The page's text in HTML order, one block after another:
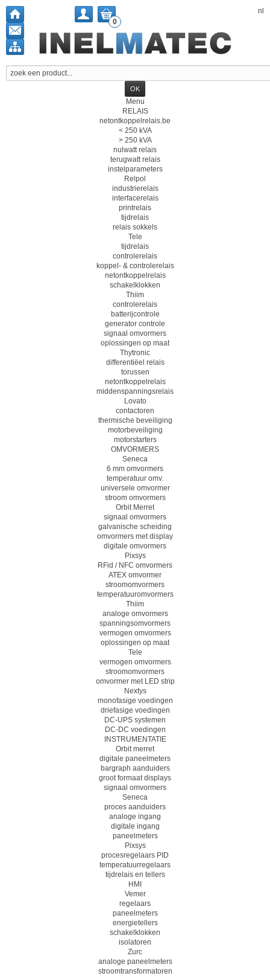
nl
0
Menu
RELAIS
netontkoppelrelais.be
< 250 kVA
> 250 kVA
nulwatt relais
terugwatt relais
instelparameters
Relpol
industrierelais
interfacerelais
printrelais
tijdrelais
relais sokkels
Tele
tijdrelais
controlerelais
koppel- & controlerelais
netontkoppelrelais
schakelklokken
Thiim
controlerelais
batterijcontrole
generator controle
signaal omvormers
oplossingen op maat
Thytronic
differentiëel relais
torussen
netontkoppelrelais
middenspanningsrelais
Lovato
contactoren
thermische beveiliging
motorbeveiliging
motorstarters
OMVORMERS
Seneca
6 mm omvormers
temperatuur omv.
universele omvormer
stroom omvormers
Orbit Merret
signaal omvormers
galvanische scheiding
omvormers met display
digitale omvormers
Pixsys
RFid / NFC omvormers
ATEX omvormer
stroomomvormers
temperatuuromvormers
Thiim
analoge omvormers
spanningsomvormers
vermogen omvormers
oplossingen op maat
Tele
vermogen omvormers
stroomomvormers
omvormer met LED strip
Nextys
monofasige voedingen
driefasige voedingen
DC-UPS systemen
DC-DC voedingen
INSTRUMENTATIE
Orbit merret
digitale paneelmeters
bargraph aanduiders
groot formaat displays
signaal omvormers
Seneca
proces aanduiders
analoge ingang
digitale ingang
paneelmeters
Pixsys
procesregelaars PID
temperatuurregelaars
tijdrelais en tellers
HMI
Vemer
regelaars
paneelmeters
energietellers
schakelklokken
isolatoren
Zurc
analoge paneelmeters
stroomtransformatoren